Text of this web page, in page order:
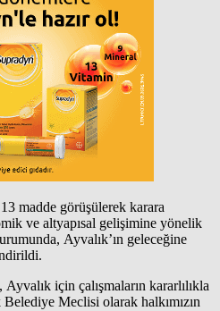
madde görüşülerek karara
ve altyapısal gelişimine yönelik
Ayvalık’ın geleceğine
için çalışmaların kararlılıkla
Meclisi olarak halkımızın